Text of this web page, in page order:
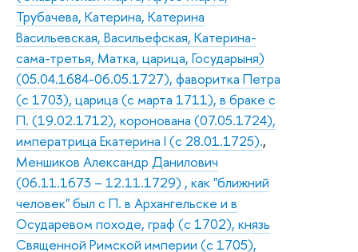
Трубачева, Катерина, Катерина
Васильевская, Васильефская, Катерина-
сама-третья, Матка, царица, Государыня)
(05.04.1684-06.05.1727), фаворитка Петра
(с 1703), царица (с марта 1711), в браке с
П. (19.02.1712), коронована (07.05.1724),
императрица Екатерина I (с 28.01.1725).,
Меншиков Александр Данилович
(06.11.1673 – 12.11.1729) , как "ближний
человек" был с П. в Архангельске и в
Осударевом походе, граф (с 1702), князь
Священной Римской империи (с 1705),